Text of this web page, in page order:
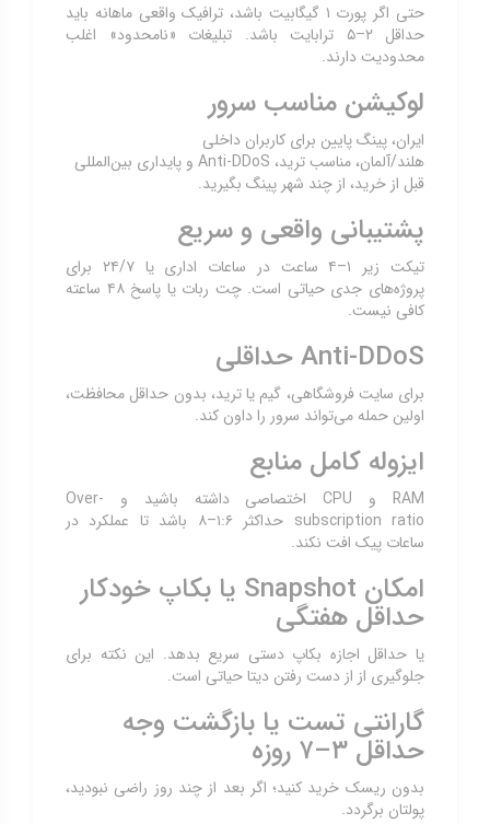
حتی اگر پورت ۱ گیگابیت باشد، ترافیک واقعی ماهانه باید
حداقل ۲–۵ ترابایت باشد. تبلیغات «نامحدود» اغلب
محدودیت دارند.
لوکیشن مناسب سرور
ایران، پینگ پایین برای کاربران داخلی
هلند/آلمان، مناسب ترید، Anti-DDoS و پایداری بین‌المللی
قبل از خرید، از چند شهر پینگ بگیرید.
پشتیبانی واقعی و سریع
تیکت زیر ۱–۴ ساعت در ساعات اداری یا ۲۴/۷ برای
پروژه‌های جدی حیاتی است. چت ربات یا پاسخ ۴۸ ساعته
کافی نیست.
Anti-DDoS حداقلی
برای سایت فروشگاهی، گیم یا ترید، بدون حداقل محافظت،
اولین حمله می‌تواند سرور را داون کند.
ایزوله کامل منابع
RAM و CPU اختصاصی داشته باشید و Over-
subscription ratio حداکثر ۱:۶–۸ باشد تا عملکرد در
ساعات پیک افت نکند.
امکان Snapshot یا بکاپ خودکار
حداقل هفتگی
یا حداقل اجازه بکاپ دستی سریع بدهد. این نکته برای
جلوگیری از از دست رفتن دیتا حیاتی است.
گارانتی تست یا بازگشت وجه
حداقل ۳–۷ روزه
بدون ریسک خرید کنید؛ اگر بعد از چند روز راضی نبودید،
پولتان برگردد.